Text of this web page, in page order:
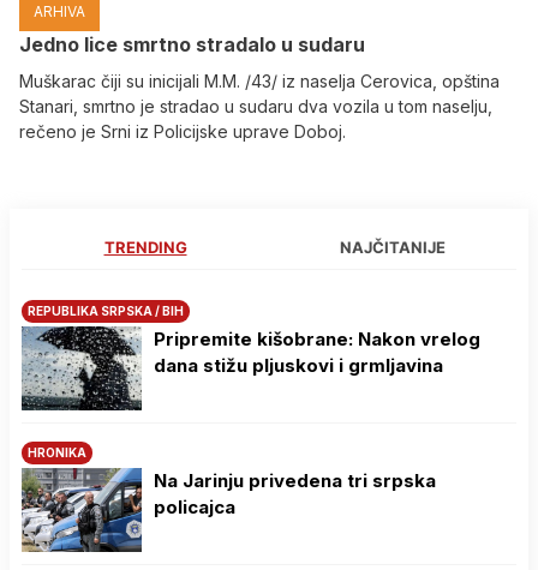
ARHIVA
Јedno lice smrtno stradalo u sudaru
Muškarac čiji su inicijali M.M. /43/ iz naselja Cerovica, opština
Stanari, smrtno je stradao u sudaru dva vozila u tom naselju,
rečeno je Srni iz Policijske uprave Doboj.
TRENDING NAJČITANIJE
REPUBLIKA SRPSKA / BIH
Pripremite kišobrane: Nakon vrelog
dana stižu pljuskovi i grmljavina
HRONIKA
Na Јarinju privedena tri srpska
policajca